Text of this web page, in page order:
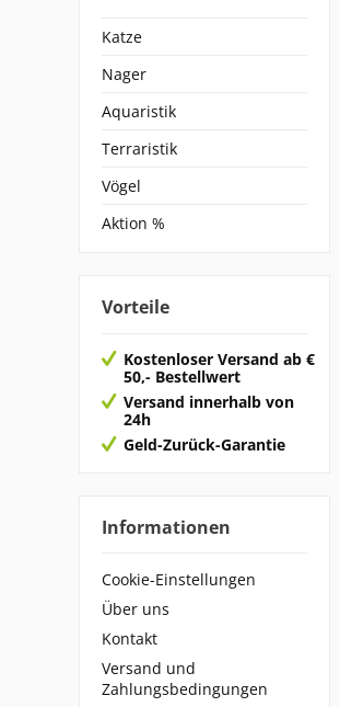
Katze
Nager
Aquaristik
Terraristik
Vögel
Aktion %
Vorteile
Kostenloser Versand ab €
50,- Bestellwert
Versand innerhalb von
24h
Geld-Zurück-Garantie
Informationen
Cookie-Einstellungen
Über uns
Kontakt
Versand und
Zahlungsbedingungen